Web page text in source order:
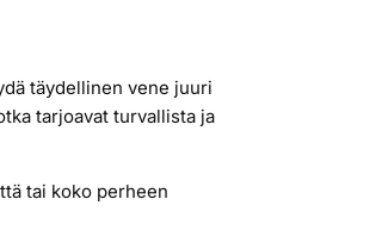
täydellinen vene juuri
tarjoavat turvallista ja
tai koko perheen